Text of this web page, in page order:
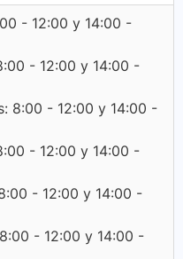
- 12:00 y 14:00 -
- 12:00 y 14:00 -
8:00 - 12:00 y 14:00 -
- 12:00 y 14:00 -
- 12:00 y 14:00 -
- 12:00 y 14:00 -